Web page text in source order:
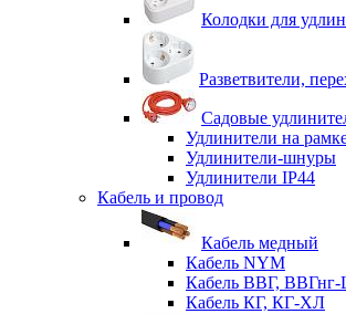
Колодки для
Разветвители,
Садовые
Удлинители на
Удлинители-шнуры
Удлинители IP44
Кабель и провод
Кабель медный
Кабель NYM
Кабель ВВГ, ВВГнг-
Кабель КГ, КГ-ХЛ